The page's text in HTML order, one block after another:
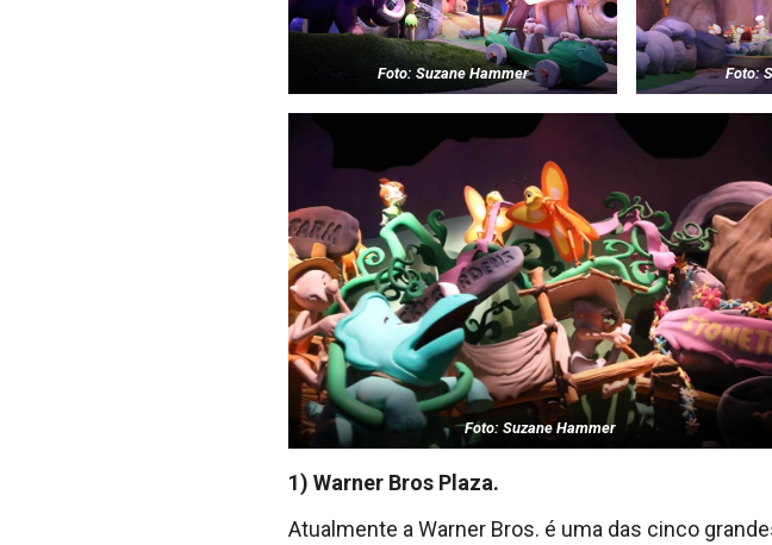
Foto: Suzane Hammer Foto:
Foto: Suzane Hammer
1) Warner Bros Plaza.
Atualmente a Warner Bros. é uma das cinco